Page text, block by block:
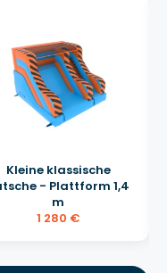
Kleine klassische
- Plattform 1,4
m
1 280 €